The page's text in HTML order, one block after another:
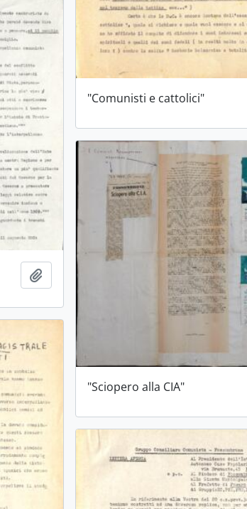
"Comunisti e cattolici"
Aggiungi all'area di lavoro
"Sciopero alla CIA"